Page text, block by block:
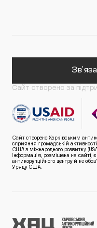
Сайт створено за
Сайт створено Харківським
сприяння громадській
США з міжнародного розвитку
Інформація, розміщена на сайті,
антикорупційного центру й не
Уряду США.